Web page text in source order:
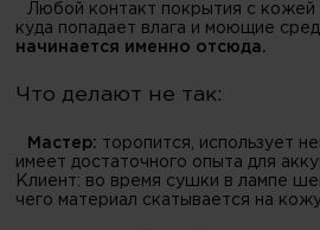
Любой контакт покрытия с кожей
куда попадает влага и моющие
начинается именно отсюда.
Что делают не так:
Мастер: торопится, использует
имеет достаточного опыта для
Клиент: во время сушки в лампе
чего материал скатывается на